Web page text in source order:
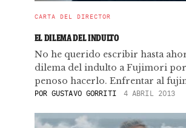
CARTA DEL DIRECTOR
EL DILEMA DEL INDULTO
No he querido escribir hasta
dilema del indulto a Fujimori
penoso hacerlo. Enfrentar al
POR GUSTAVO GORRITI 4 ABRIL 2013